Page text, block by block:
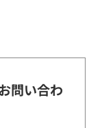
問い合わ